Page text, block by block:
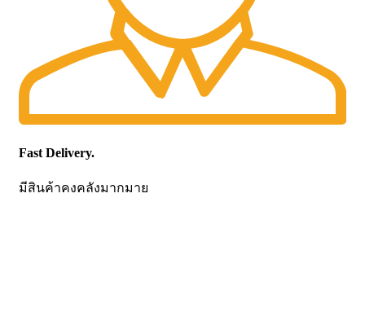
Fast Delivery.
มีสินค้าคงคลังมากมาย